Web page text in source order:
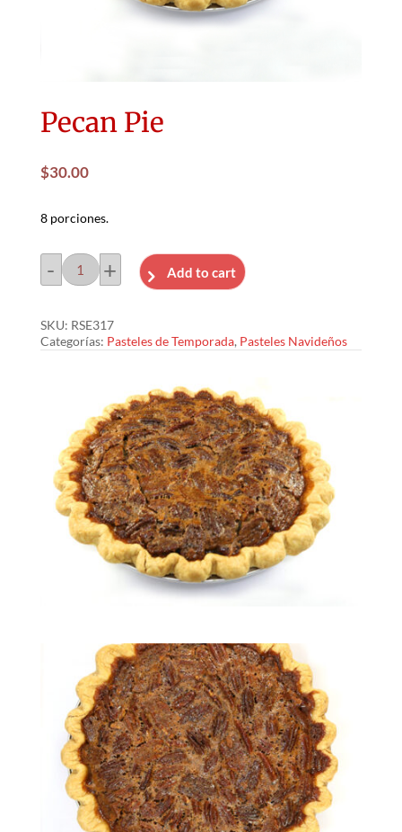
Pecan Pie
$30.00
8 porciones.
Pecan
cantidad
- + Add to cart
SKU: RSE317
Categorías: Pasteles de Temporada, Pasteles Navideños